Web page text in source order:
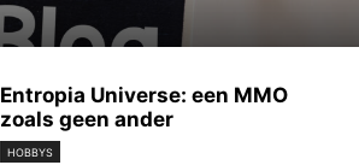
Entropia Universe: een MMO
zoals geen ander
HOBBYS